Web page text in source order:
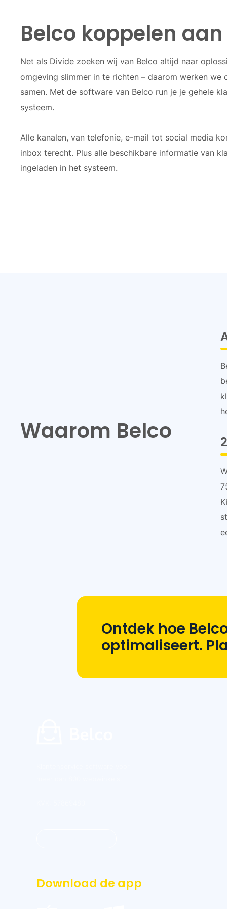
Belco koppelen
Net als Divide zoeken wij van Belco altijd naar
omgeving slimmer in te richten – daarom werken we
samen. Met de software van Belco run je je gehele
systeem.
Alle kanalen, van telefonie, e-mail tot social media
inbox terecht. Plus alle beschikbare informatie van
ingeladen in het systeem.
Waarom Belco
Ontdek hoe
optimaliseert.
Download de app